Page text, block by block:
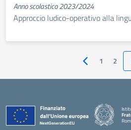
Anno scolastico 2023/2024
Approccio ludico-operativo alla
Pagina
1 2